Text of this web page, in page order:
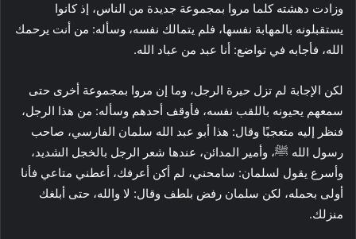
وزادت دهشته كلما مروا بمجموعة جديدة من الناس، إذ كانوا
يستقبلونه بالمهابة نفسها، فلم يتمالك نفسه، وسأله: من أنت يرحمك
الله، فأجابه في تواضع: أنا عبد من عباد الله.
لكن الإجابة لم تزل حيرة الرجل، وما إن مروا بمجموعة أخرى حتى
سمعهم يحيونه باللقب نفسه، فأوقف أحدهم وسأله: من هذا الرجل،
فنظر إليه متعجبًا وقال: هذا أبو عبد الله سلمان الفارسي، صاحب
رسول الله ﷺ، وأمير المدائن، عندها شعر الرجل بالخجل الشديد،
وأسرع يقول لسلمان: سامحني، لم أكن أعرفك، أعطني متاعي فأنا
أولى بحمله، لكن سلمان رفض بلطف وقال: لا والله، حتى أبلغك
منزلك.